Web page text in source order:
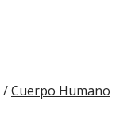
/Cuerpo Humano